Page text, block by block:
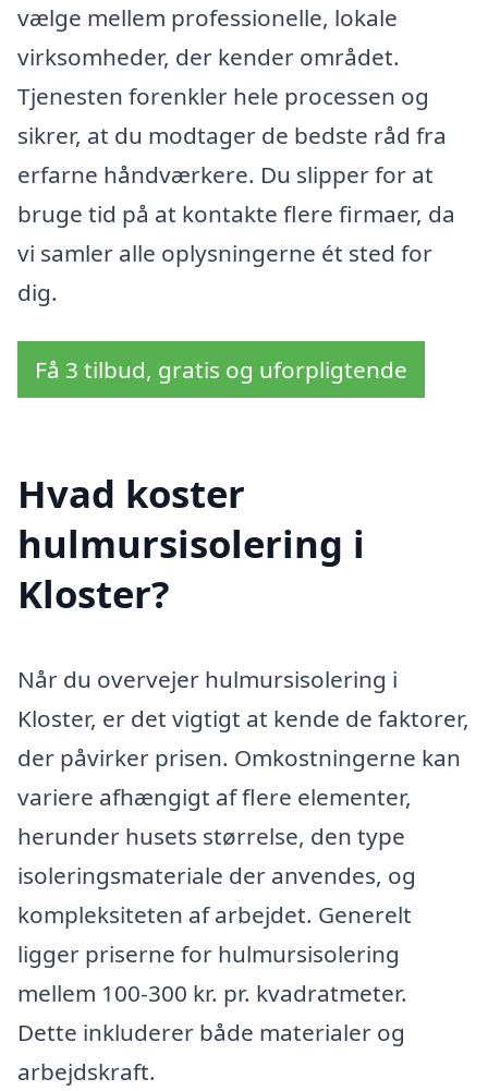
vælge mellem professionelle, lokale
virksomheder, der kender området.
Tjenesten forenkler hele processen og
sikrer, at du modtager de bedste råd fra
erfarne håndværkere. Du slipper for at
bruge tid på at kontakte flere firmaer, da
vi samler alle oplysningerne ét sted for
dig.
Få 3 tilbud, gratis og uforpligtende
Hvad koster
hulmursisolering i
Kloster?
Når du overvejer hulmursisolering i
Kloster, er det vigtigt at kende de faktorer,
der påvirker prisen. Omkostningerne kan
variere afhængigt af flere elementer,
herunder husets størrelse, den type
isoleringsmateriale der anvendes, og
kompleksiteten af arbejdet. Generelt
ligger priserne for hulmursisolering
mellem 100-300 kr. pr. kvadratmeter.
Dette inkluderer både materialer og
arbejdskraft.